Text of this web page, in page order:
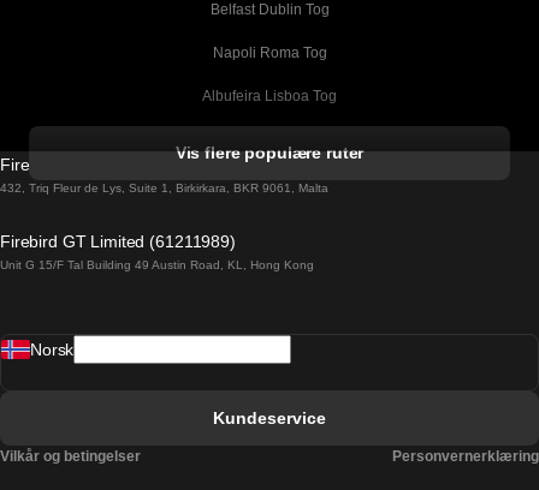
Belfast Dublin Tog
Napoli Roma Tog
Albufeira Lisboa Tog
Barcelona Madrid Tog
Barcelona Sevilla Tog
Vis flere populære ruter
Firebird GT Limited (OC 1451)
432, Triq Fleur de Lys, Suite 1, Birkirkara, BKR 9061, Malta
Firebird GT Limited (61211989)
Unit G 15/F Tal Building 49 Austin Road, KL, Hong Kong
Norsk
Kundeservice
Vilkår og betingelser Personvernerklæring